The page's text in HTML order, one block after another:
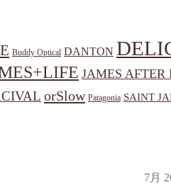
Buddy Optical DANTON
JAMES AFTER
orSlow Patagonia SAINT
7月